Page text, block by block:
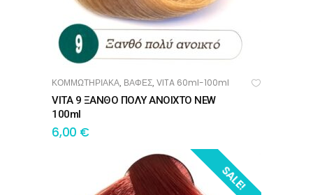
ΠΡΟΣΘΉΚΗ ΣΤΟ ΚΑΛΆΘΙ
ΚΟΜΜΩΤΗΡΙΑΚΑ ΒΑΦΕΣ VITA 60ml-100ml
VITA 9 ΞΑΝΘΟ ΠΟΛΥ ΑΝΟΙΧΤΟ NEW
100ml
6,00 €
SALE!